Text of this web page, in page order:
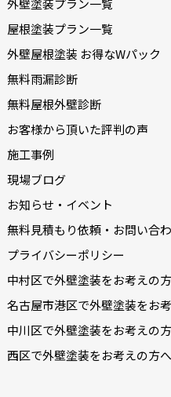
外壁塗装プラン一覧
屋根塗装プラン一覧
外壁屋根塗装 お得なWパック
無料雨漏診断
無料屋根外壁診断
お客様から頂いた評判の声
施工事例
現場ブログ
お知らせ・イベント
無料見積もり依頼・お問い合
プライバシーポリシー
中村区で外壁塗装をお考えの
名古屋市港区で外壁塗装をお
中川区で外壁塗装をお考えの
西区で外壁塗装をお考えの方へ